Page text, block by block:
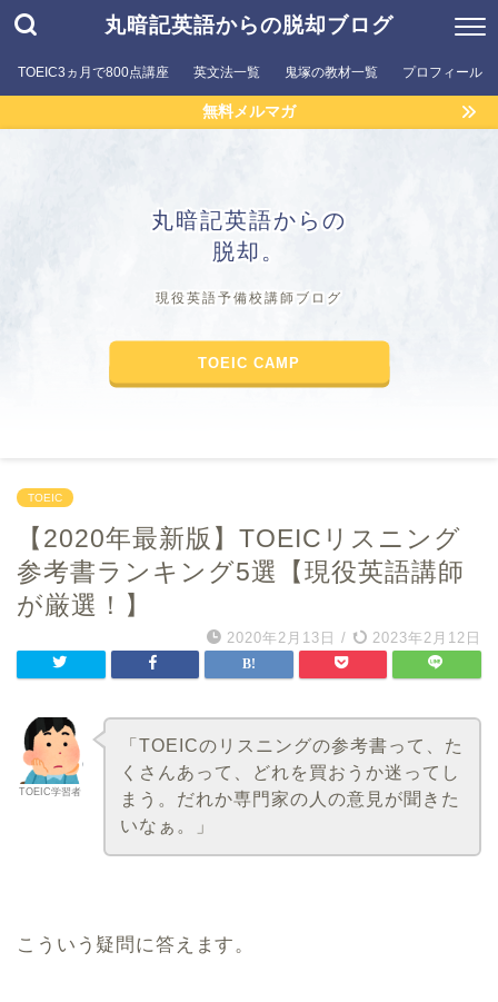
丸暗記英語からの脱却ブログ
TOEIC3ヵ月で800点講座 英文法一覧 鬼塚の教材一覧 プロフィール
無料メルマガ
丸暗記英語からの
脱却。
現役英語予備校講師ブログ
TOEIC CAMP
TOEIC
【2020年最新版】TOEICリスニング
参考書ランキング5選【現役英語講師
が厳選！】
2020年2月13日 / 2023年2月12日
TOEIC学習者
「TOEICのリスニングの参考書って、た
くさんあって、どれを買おうか迷ってし
まう。だれか専門家の人の意見が聞きた
いなぁ。」
こういう疑問に答えます。